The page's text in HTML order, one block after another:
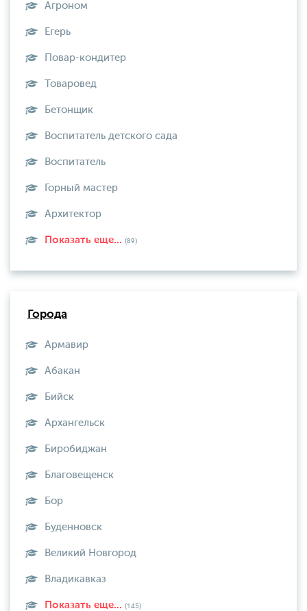
Агроном
Егерь
Повар-кондитер
Товаровед
Бетонщик
Воспитатель детского сада
Воспитатель
Горный мастер
Архитектор
Показать еще... (89)
Города
Армавир
Абакан
Бийск
Архангельск
Биробиджан
Благовещенск
Бор
Буденновск
Великий Новгород
Владикавказ
Показать еще... (145)